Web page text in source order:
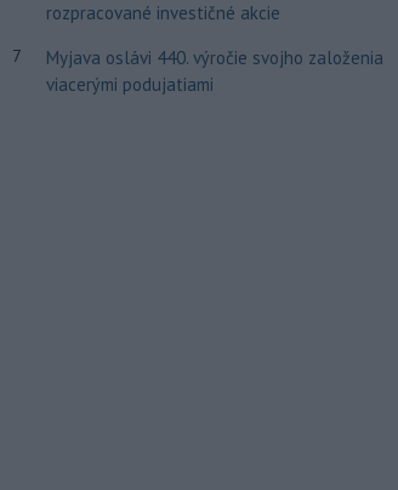
rozpracované investičné akcie
7
Myjava oslávi 440. výročie svojho založenia
viacerými podujatiami